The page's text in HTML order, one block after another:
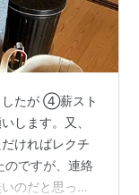
したが ④薪スト
します。又、
ければレクチ
のですが、連絡
のだと思って